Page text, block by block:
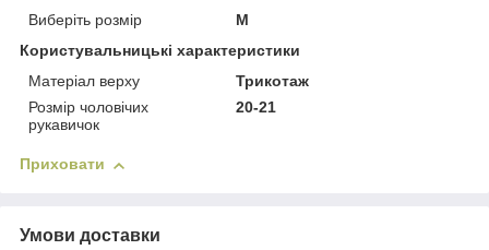
Виберіть розмір
M
Користувальницькі характеристики
Матеріал верху
Трикотаж
Розмір чоловічих
рукавичок
20-21
Приховати
Умови доставки